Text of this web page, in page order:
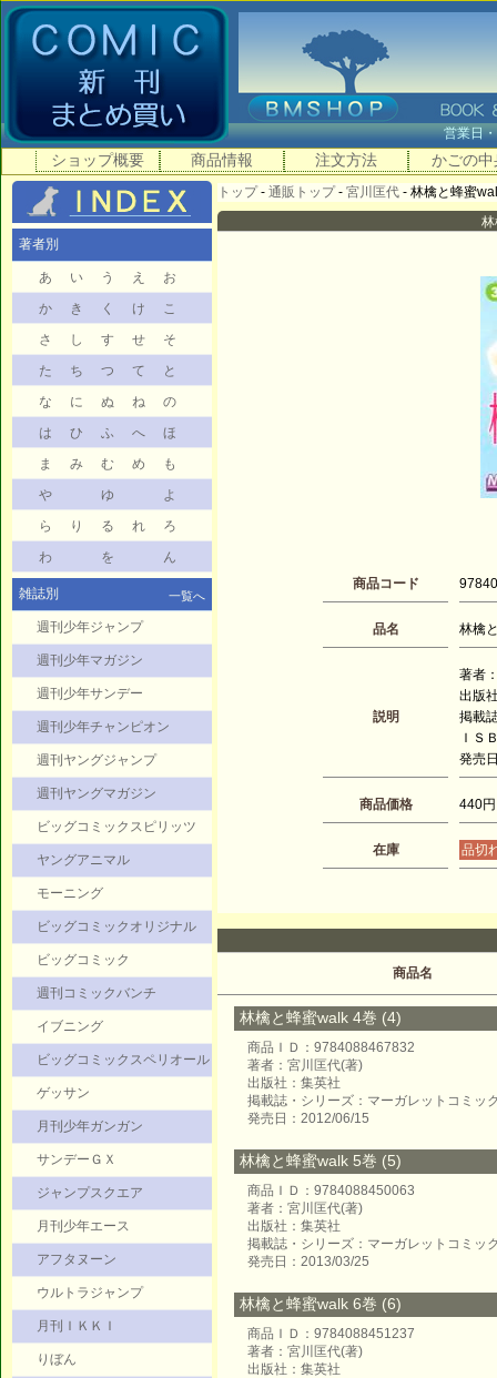
営業
ショップ概要 商品情報 注文方法 かごの中
著者別
あ い う え
お
か
き く け
こ
さ
し す せ
そ
た
ち つ て
と
な
に ぬ ね
の
は
ひ ふ へ
ほ
ま
み む め
も
や
ゆ
よ
ら
り る れ
ろ
わ
を ん
雑誌別 一覧へ
週刊少年ジャンプ
週刊少年マガジン
週刊少年サンデー
週刊少年チャンピオン
週刊ヤングジャンプ
週刊ヤングマガジン
ビッグコミックスピリッツ
ヤングアニマル
モーニング
ビッグコミックオリジナル
ビッグコミック
週刊コミックバンチ
イブニング
ビッグコミックスペリオール
ゲッサン
月刊少年ガンガン
サンデーＧＸ
ジャンプスクエア
月刊少年エース
アフタヌーン
ウルトラジャンプ
月刊ＩＫＫＩ
りぼん
トップ- 通販トップ- 宮川匡代 - 林檎と蜂蜜
商品コード
品名 林檎
説明
著者
出版
掲載
ＩＳ
発売
商品価格 440円
在庫 品切
商品名
林檎と蜂蜜walk 4巻 (4)
商品ＩＤ：9784088467832
著者：宮川匡代(著)
出版社：集英社
掲載誌・シリーズ：マーガレットコミッ
発売日：2012/06/15
林檎と蜂蜜walk 5巻 (5)
商品ＩＤ：9784088450063
著者：宮川匡代(著)
出版社：集英社
掲載誌・シリーズ：マーガレットコミッ
発売日：2013/03/25
林檎と蜂蜜walk 6巻 (6)
商品ＩＤ：9784088451237
著者：宮川匡代(著)
出版社：集英社